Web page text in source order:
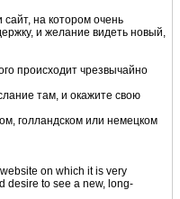
на котором очень
и желание видеть новый,
происходит чрезвычайно
там, и окажите свою
голландском или немецком
on which it is very
desire to see a new, long-